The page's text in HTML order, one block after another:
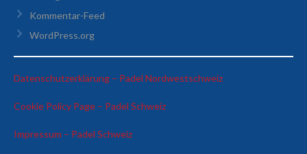
Kommentar-Feed
WordPress.org
Datenschutzerklärung – Padel Nordwestschweiz:
Cookie Policy Page – Padel Schweiz:
Impressum – Padel Schweiz: